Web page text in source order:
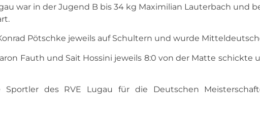
war in der Jugend B bis 34 kg Maximilian Lauterbach und
Pötschke jeweils auf Schultern und wurde
Fauth und Sait Hossini jeweils 8:0 von der Matte schickte
des RVE Lugau für die Deutschen